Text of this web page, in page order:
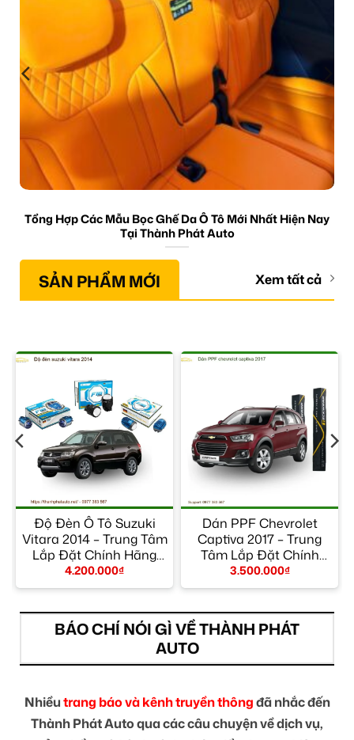
Tổng Hợp Các Mẫu Bọc Ghế Da Ô Tô Mới Nhất Hiện Nay
Tại Thành Phát Auto
SẢN PHẨM MỚI Xem tất cả
Độ Đèn Ô Tô Suzuki
Vitara 2014 – Trung Tâm
Lắp Đặt Chính Hãng
TPHCM
4.200.000₫
Dán PPF Chevrolet
Captiva 2017 – Trung
Tâm Lắp Đặt Chính
Hãng Giá Tốt TPHCM
3.500.000₫
BÁO CHÍ NÓI GÌ VỀ THÀNH PHÁT
AUTO
Nhiềutrang báo và kênh truyền thôngđã nhắc đến
Thành Phát Auto qua các câu chuyện về dịch vụ,